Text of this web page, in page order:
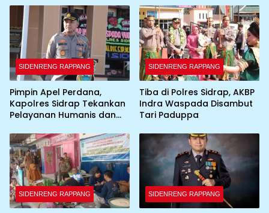
SIDENRENG RAPPANG
Pimpin Apel Perdana,
Kapolres Sidrap Tekankan
Pelayanan Humanis dan
SIDENRENG RAPPANG
Tiba di Polres Sidrap, AKBP
Indra Waspada Disambut
Tari Paduppa
SIDENRENG RAPPANG SIDENRENG RAPPANG